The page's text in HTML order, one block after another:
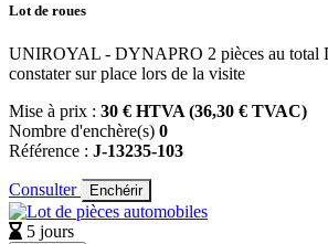
Lot de roues
UNIROYAL - DYNAPRO 2 pièces au total
constater sur place lors de la visite
Mise à prix : 30 € HTVA (36,30 € TVAC)
Nombre d'enchère(s) 0
Référence : J-13235-103
Consulter Enchérir
5 jours